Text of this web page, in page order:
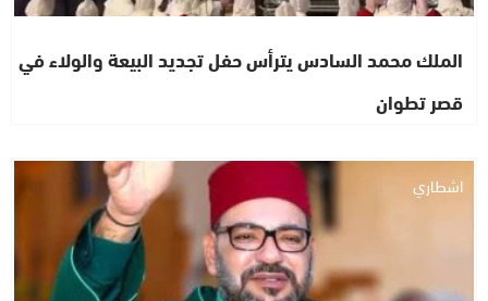
الملك محمد السادس يترأس حفل تجديد البيعة والولاء في
قصر تطوان
اشطاري